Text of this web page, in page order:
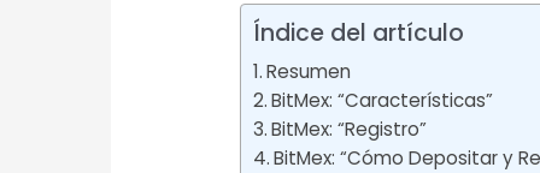
Índice del artículo
Resumen
BitMex: “Características”
BitMex: “Registro”
BitMex: “Cómo Depositar y